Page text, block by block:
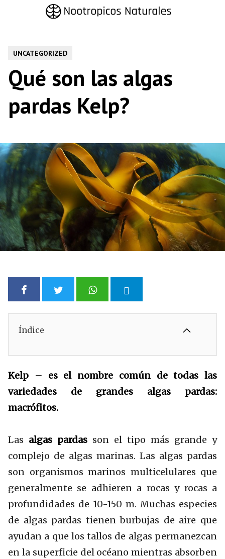
UNCATEGORIZED
Qué son las algas
pardas Kelp?
Índice
Kelp – es el nombre común de todas las
variedades de grandes algas pardas:
macrófitos.
Las algas pardas son el tipo más grande y
complejo de algas marinas. Las algas pardas
son organismos marinos multicelulares que
generalmente se adhieren a rocas y rocas a
profundidades de 10-150 m. Muchas especies
de algas pardas tienen burbujas de aire que
ayudan a que los tallos de algas permanezcan
en la superficie del océano mientras absorben